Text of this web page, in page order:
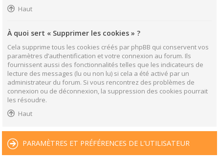
Haut
À quoi sert « Supprimer les cookies » ?
Cela supprime tous les cookies créés par phpBB qui conservent vos
paramètres d’authentification et votre connexion au forum. Ils
fournissent aussi des fonctionnalités telles que les indicateurs de
lecture des messages (lu ou non lu) si cela a été activé par un
administrateur du forum. Si vous rencontrez des problèmes de
connexion ou de déconnexion, la suppression des cookies pourrait
les résoudre.
Haut
PARAMÈTRES ET PRÉFÉRENCES DE L’UTILISATEUR